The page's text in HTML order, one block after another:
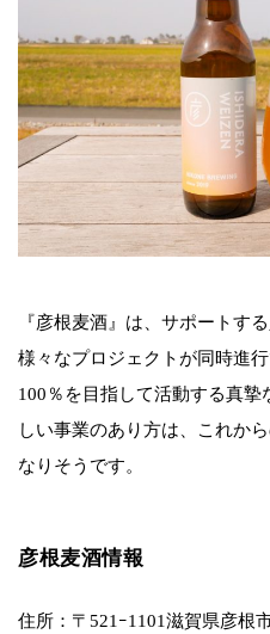
『彦根麦酒』は、サポートす
様々なプロジェクトが同時進
100％を目指して活動する真
しい事業のあり方は、これか
なりそうです。
彦根麦酒情報
住所：〒521ｰ1101滋賀県彦根